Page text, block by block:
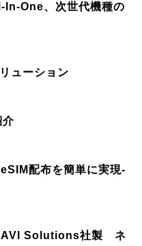
In-One、次世代機種の
ューション
介
配布を簡単に実現-
Solutions社製 ネ